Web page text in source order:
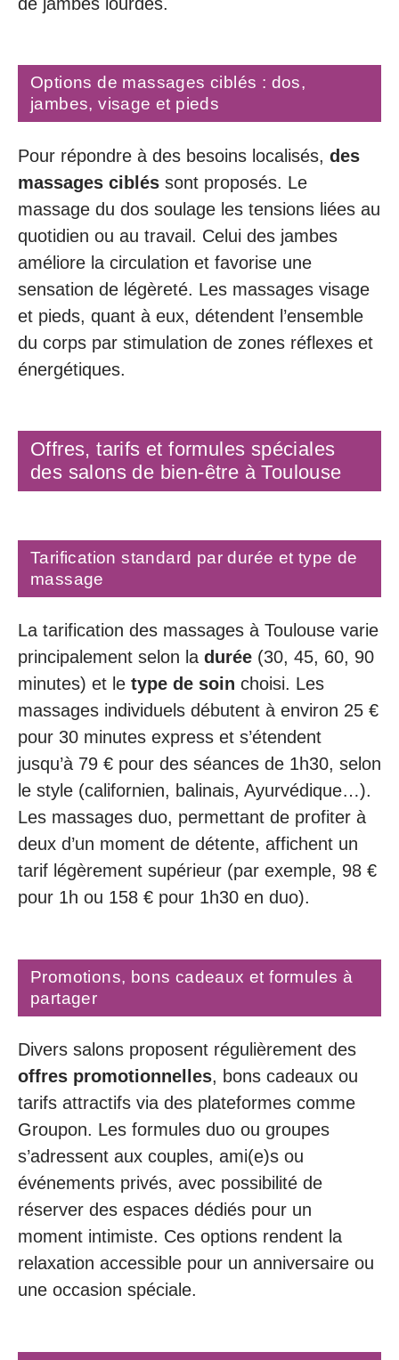
Options de massages ciblés : dos,
jambes, visage et pieds
Pour répondre à des besoins localisés, des
massages ciblés sont proposés. Le
massage du dos soulage les tensions liées au
quotidien ou au travail. Celui des jambes
améliore la circulation et favorise une
sensation de légèreté. Les massages visage
et pieds, quant à eux, détendent l’ensemble
du corps par stimulation de zones réflexes et
énergétiques.
Offres, tarifs et formules spéciales
des salons de bien-être à Toulouse
Tarification standard par durée et type de
massage
La tarification des massages à Toulouse varie
principalement selon la durée (30, 45, 60, 90
minutes) et le type de soin choisi. Les
massages individuels débutent à environ 25 €
pour 30 minutes express et s’étendent
jusqu’à 79 € pour des séances de 1h30, selon
le style (californien, balinais, Ayurvédique…).
Les massages duo, permettant de profiter à
deux d’un moment de détente, affichent un
tarif légèrement supérieur (par exemple, 98 €
pour 1h ou 158 € pour 1h30 en duo).
Promotions, bons cadeaux et formules à
partager
Divers salons proposent régulièrement des
offres promotionnelles, bons cadeaux ou
tarifs attractifs via des plateformes comme
Groupon. Les formules duo ou groupes
s’adressent aux couples, ami(e)s ou
événements privés, avec possibilité de
réserver des espaces dédiés pour un
moment intimiste. Ces options rendent la
relaxation accessible pour un anniversaire ou
une occasion spéciale.